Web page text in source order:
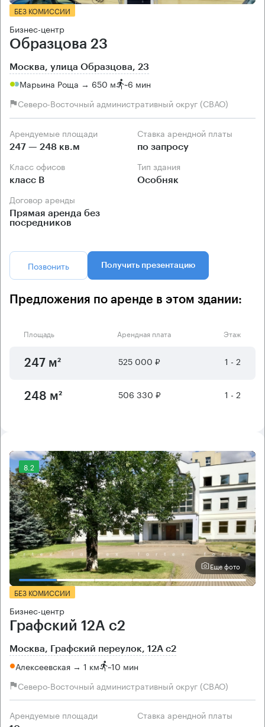
БЕЗ КОМИССИИ
Бизнес-центр
Образцова 23
Москва, улица Образцова, 23
Марьина Роща → 650 м ~6 мин
Северо-Восточный административный округ (СВАО)
Арендуемые площади
247 — 248 кв.м
Ставка арендной платы
по запросу
Класс офисов
класс B
Тип здания
Особняк
Договор аренды
Прямая аренда без
посредников
Позвонить Получить презентацию
Предложения по аренде в этом здании:
Площадь Арендная плата Этаж
247 м² 525 000 ₽ 1 - 2
248 м² 506 330 ₽ 1 - 2
8.2
Еще фото
БЕЗ КОМИССИИ
Бизнес-центр
Графский 12А с2
Москва, Графский переулок, 12А с2
Алексеевская → 1 км ~10 мин
Северо-Восточный административный округ (СВАО)
Арендуемые площади Ставка арендной платы